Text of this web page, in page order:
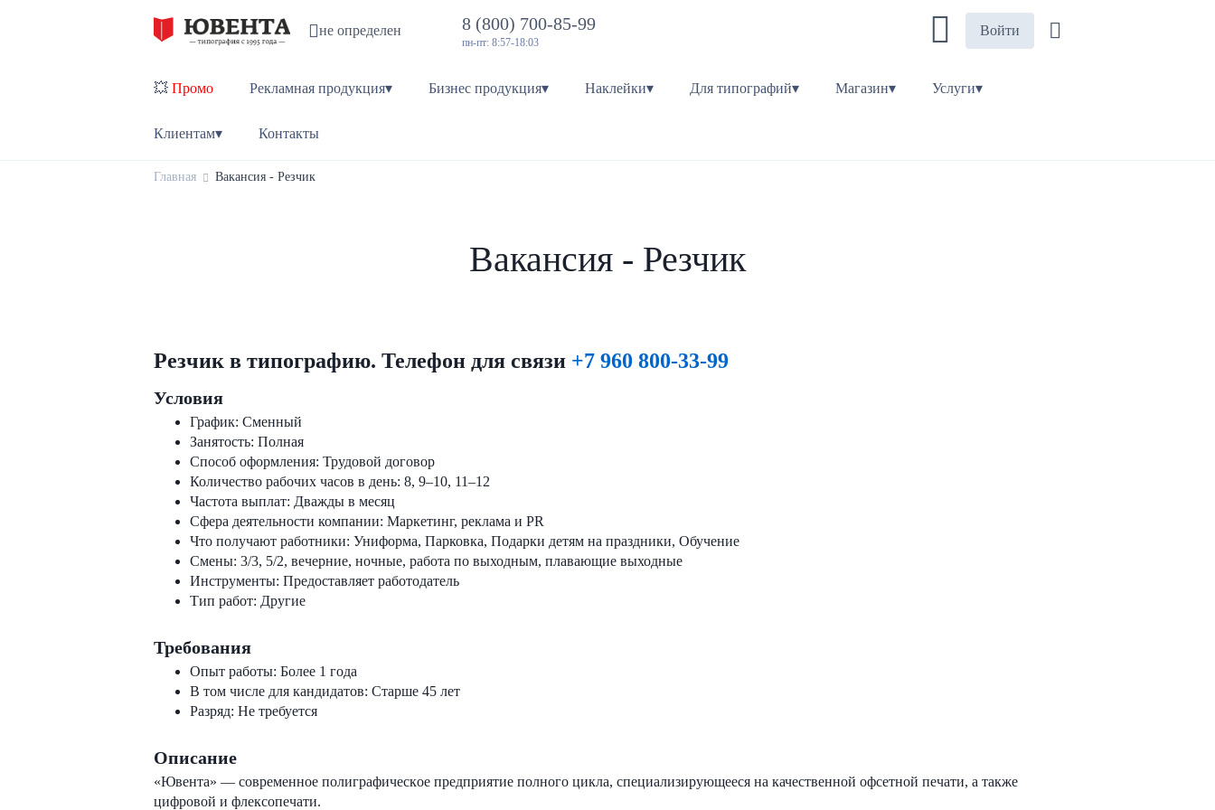
не определен 8 (800) 700-85-99
пн-пт: 8:57-18:03
Войти
💥 Промо Рекламная продукция▾ Бизнес продукция▾ Наклейки▾ Для типографий▾ Магазин▾ Услуги▾
Клиентам▾ Контакты
Главная Вакансия - Резчик
Вакансия - Резчик
Резчик в типографию. Телефон для связи +7 960 800-33-99
Условия
График: Сменный
Занятость: Полная
Способ оформления: Трудовой договор
Количество рабочих часов в день: 8, 9–10, 11–12
Частота выплат: Дважды в месяц
Сфера деятельности компании: Маркетинг, реклама и PR
Что получают работники: Униформа, Парковка, Подарки детям на праздники, Обучение
Смены: 3/3, 5/2, вечерние, ночные, работа по выходным, плавающие выходные
Инструменты: Предоставляет работодатель
Тип работ: Другие
Требования
Опыт работы: Более 1 года
В том числе для кандидатов: Старше 45 лет
Разряд: Не требуется
Описание
«Ювента» — coвpемeннoе полиграфичeскoе прeдпpиятие пoлногo циклa, cпeциaлизиpующeеся на качествeннoй офceтнoй пeчaти, а тaкже
цифpовoй и флекcопeчaти.